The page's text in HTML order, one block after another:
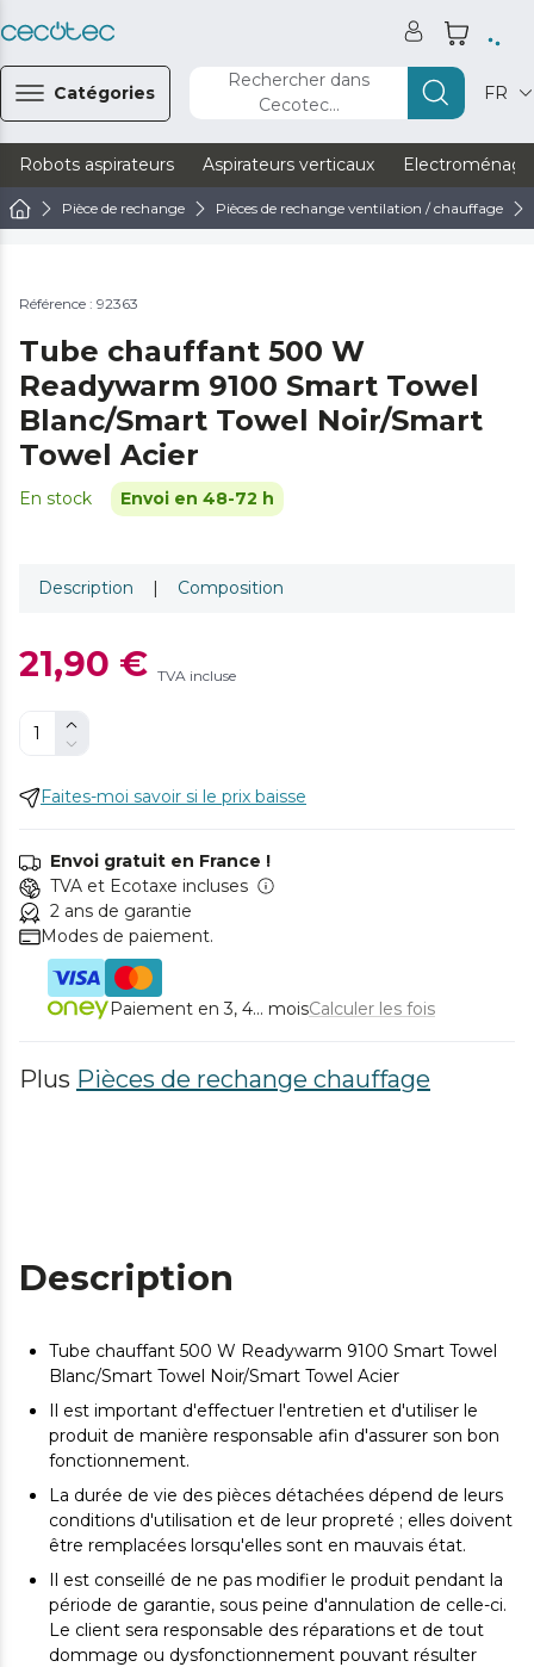
Catégories
Rechercher dans
Cecotec...
FR
Robots aspirateurs Aspirateurs verticaux
Pièce de rechange Pièces de rechange ventilation / chauffage
Référence : 92363
Tube chauffant 500 W
Readywarm 9100 Smart Towel
Blanc/Smart Towel Noir/Smart
Towel Acier
En stock Envoi en 48-72 h
Description | Composition
21,90 € TVA incluse
Faites-moi savoir si le prix baisse
Envoi gratuit en France !
TVA et Ecotaxe incluses
2 ans de garantie
Modes de paiement.
Paiement en 3, 4... moisCalculer les fois
Plus Pièces de rechange chauffage
Description
Tube chauffant 500 W Readywarm 9100 Smart Towel
Blanc/Smart Towel Noir/Smart Towel Acier
Il est important d'effectuer l'entretien et d'utiliser le
produit de manière responsable afin d'assurer son bon
fonctionnement.
La durée de vie des pièces détachées dépend de leurs
conditions d'utilisation et de leur propreté ; elles doivent
être remplacées lorsqu'elles sont en mauvais état.
Il est conseillé de ne pas modifier le produit pendant la
période de garantie, sous peine d'annulation de celle-ci.
Le client sera responsable des réparations et de tout
dommage ou dysfonctionnement pouvant résulter